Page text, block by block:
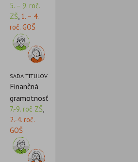
5. – 9. roč.
ZŠ, 1. – 4.
roč. GOŠ
SADA TITULOV
Finančná
gramotnosť
7.-9. roč ZŠ,
2.-4. roč.
GOŠ